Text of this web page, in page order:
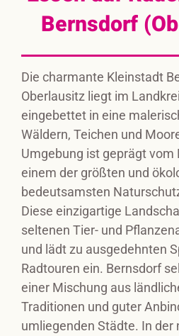
Bernsdorf
Die charmante Kleinstadt
Oberlausitz liegt im
eingebettet in eine
Wäldern, Teichen und
Umgebung ist geprägt vom
einem der größten und
bedeutsamsten
Diese einzigartige
seltenen Tier- und
und lädt zu ausgedehnten
Radtouren ein. Bernsdorf
einer Mischung aus
Traditionen und guter
umliegenden Städte. In der